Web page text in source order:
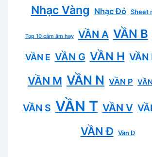
Nhạc Vàng Nhạc Đỏ Sheet
Top 10 cảm âm hay VẦN A VẦN B
VẦN E VẦN G VẦN H VẦN
VẦN M VẦN N VẦN P
VẦN S VẦN T VẦN V
VẦN Đ Vần D